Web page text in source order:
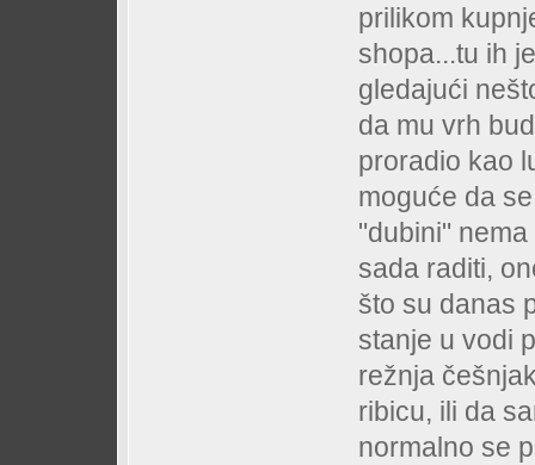
prilikom
shopa...tu ih
gledajući
da mu vrh
proradio kao
moguće da
"dubini"
sada raditi,
što su danas
stanje u vodi
režnja
ribicu, ili da
normalno se